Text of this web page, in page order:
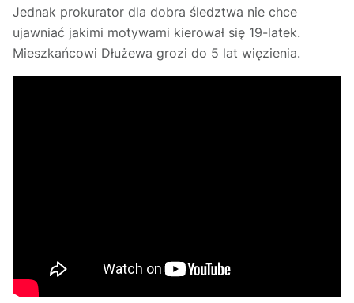
Jednak prokurator dla dobra śledztwa nie chce
ujawniać jakimi motywami kierował się 19-latek.
Mieszkańcowi Dłużewa grozi do 5 lat więzienia.